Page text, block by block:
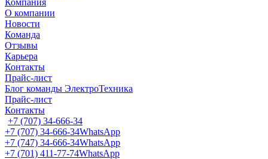
Компания
О компании
Новости
Команда
Отзывы
Карьера
Контакты
Прайс-лист
Блог команды ЭлектроТехника
Прайс-лист
Контакты
+7 (707) 34-666-34
+7 (707) 34-666-34WhatsApp
+7 (747) 34-666-34WhatsApp
+7 (701) 411-77-74WhatsApp